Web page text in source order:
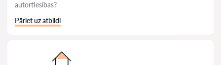
autortiesības?
Pāriet uz atbildi